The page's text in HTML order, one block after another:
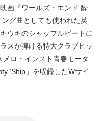
画『ワールズ・エンド 酔
グ曲としても使われた英
ウキのシャッフルビートに
スが弾ける特大クラブヒッ
メロ・インスト青春モータ
'Ship」を収録したWサイ